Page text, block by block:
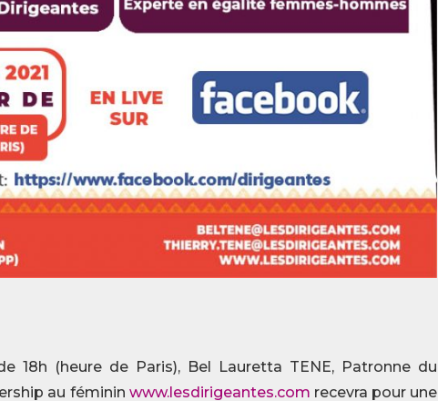
18h (heure de Paris), Bel Lauretta TENE, Patronne du
au féminin www.lesdirigeantes.com recevra pour une